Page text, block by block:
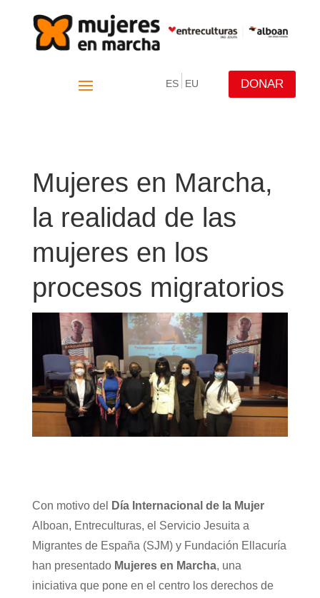
ES EU DONAR
Mujeres en Marcha,
la realidad de las
mujeres en los
procesos migratorios
Con motivo del
Día Internacional de la Mujer
Alboan, Entreculturas, el Servicio Jesuita a
Migrantes de España (SJM) y Fundación Ellacuría
han presentado Mujeres en Marcha, una
iniciativa que pone en el centro los derechos de